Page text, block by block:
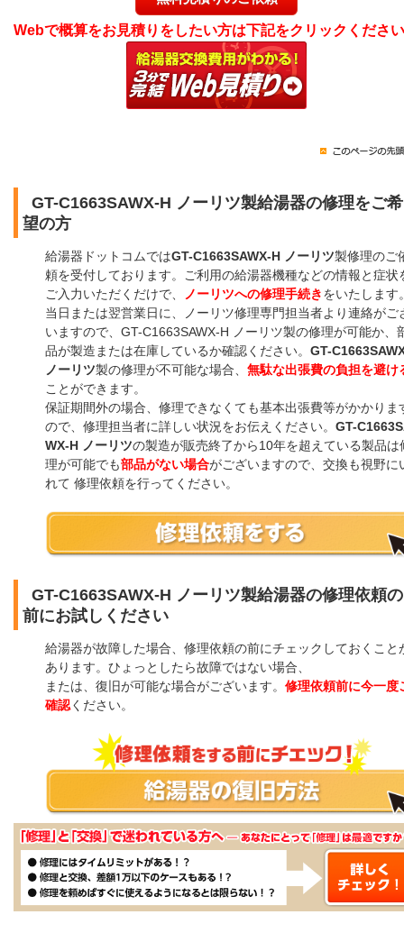
Webで概算をお見積りをしたい方は下記をクリックくださ
GT-C1663SAWX-H ノーリツ製給湯器の修理をご希
望の方
給湯器ドットコムではGT-C1663SAWX-H ノーリツ製修理のご
頼を受付しております。ご利用の給湯器機種などの情報と症状
ご入力いただくだけで、
ノーリツへの修理手続きをいたします
当日または翌営業日に、ノーリツ修理専門担当者より連絡がご
いますので、GT-C1663SAWX-H ノーリツ製の修理が可能か、
品が製造または在庫しているか確認ください。 GT-
ノーリツ製の修理が不可能な場合、 無駄な出張費の負担を避け
ことができます。
保証期間外の場合、修理できなくても基本出張費等がかかりま
ので、修理担当者に詳しい状況をお伝えください。 GT-
WX-H ノーリツの製造が販売終了から10年を超えている製品は
理が可能でも部品がない場合がございますので、交換も視野に
れて 修理依頼を行ってください。
GT-C1663SAWX-H ノーリツ製給湯器の修理依頼の
前にお試しください
給湯器が故障した場合、修理依頼の前にチェックしておくこと
あります。ひょっとしたら故障ではない場合、
または、復旧が可能な場合がございます。 修理依頼前に今一度
確認ください。